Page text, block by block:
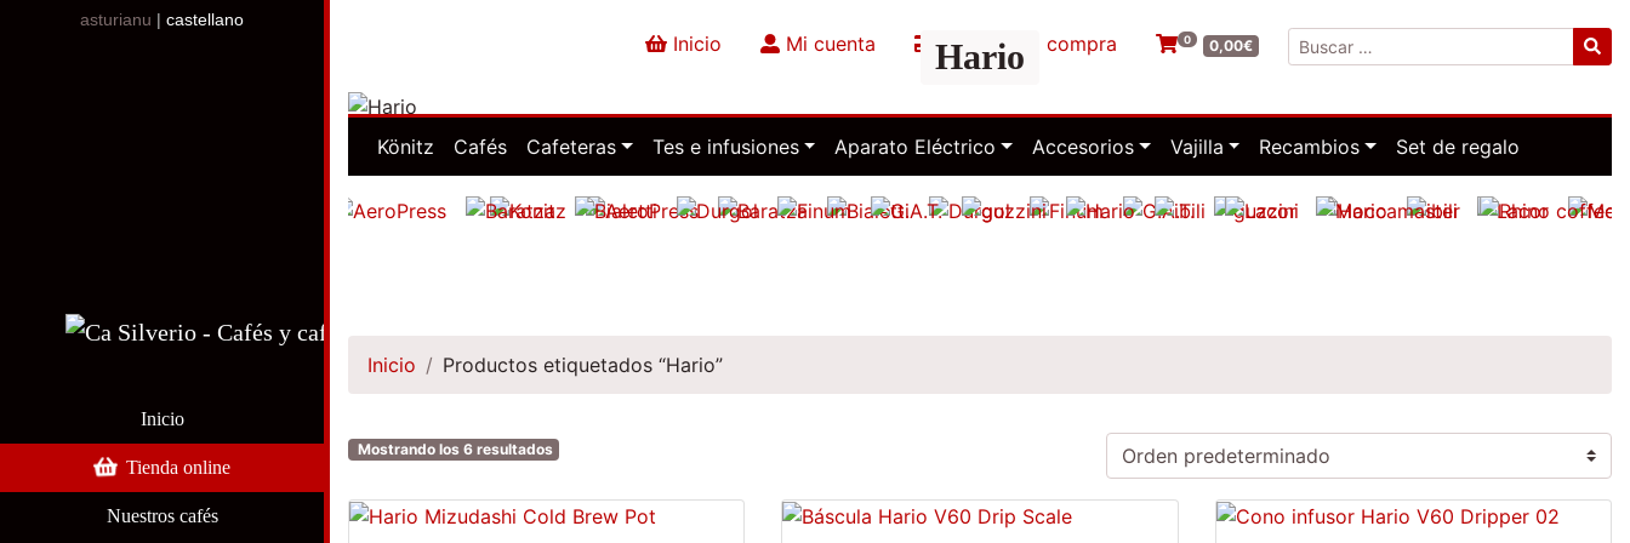
asturianu |castellano
Inicio
Tienda online
Nuestros cafés
Inicio Mi cuenta Finalizar la compra 0 0,00€ Buscar:
Hario
Könitz Cafés Cafeteras Tes e infusiones Aparato Eléctrico Accesorios Vajilla Recambios Set de regalo
Inicio Productos etiquetados “Hario”
Mostrando los 6 resultados